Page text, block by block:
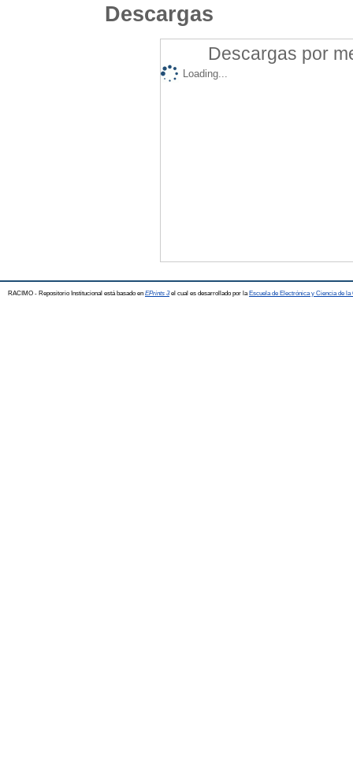
Descargas
Descargas por
Loading...
RACIMO - Repositorio Institucional está basado en EPrints 3el cual es desarrollado por la Escuela de Electrónica y Ciencia de la